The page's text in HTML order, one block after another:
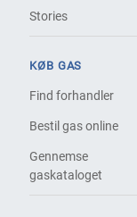
Stories
KØB GAS
Find forhandler
Bestil gas online
Gennemse
gaskataloget